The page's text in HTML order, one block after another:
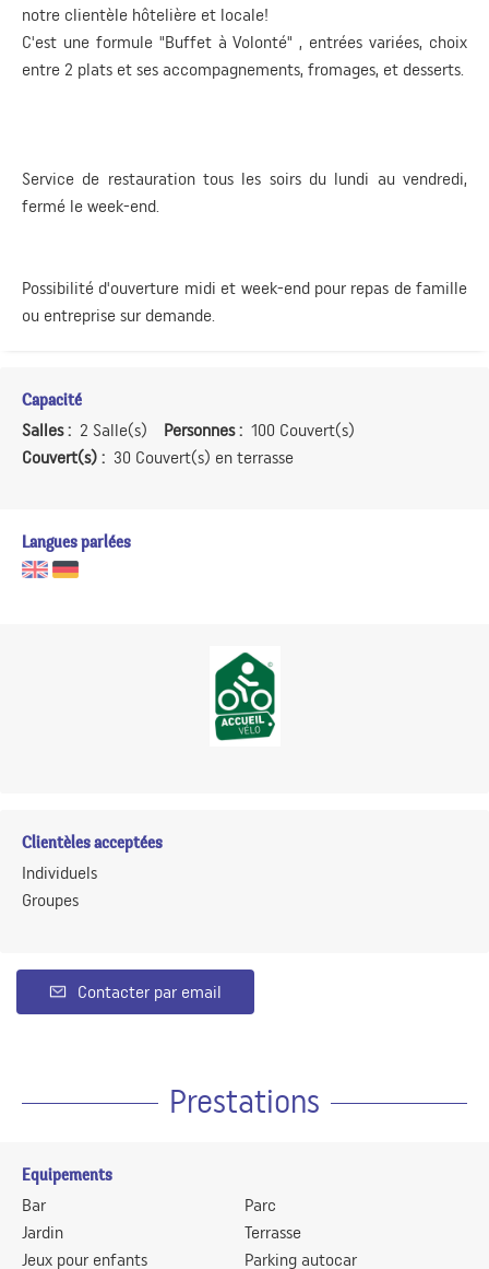
notre clientèle hôtelière et locale!
C'est une formule "Buffet à Volonté" , entrées variées, choix
entre 2 plats et ses accompagnements, fromages, et desserts.
Service de restauration tous les soirs du lundi au vendredi,
fermé le week-end.
Possibilité d'ouverture midi et week-end pour repas de famille
ou entreprise sur demande.
Capacité
Salles : 2 Salle(s) Personnes : 100 Couvert(s)
Couvert(s) : 30 Couvert(s) en terrasse
Langues parlées
Clientèles acceptées
Individuels
Groupes
Contacter par email
Prestations
Equipements
Bar
Jardin
Jeux pour enfants
Parc
Terrasse
Parking autocar